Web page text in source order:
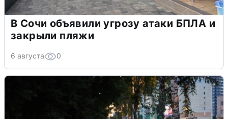
В Сочи объявили угрозу атаки БПЛА и
закрыли пляжи
6 августа 0